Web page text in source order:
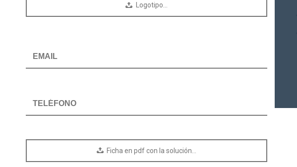
Logotipo…
Ficha en pdf con la solución…